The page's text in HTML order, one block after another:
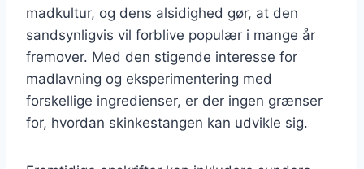
madkultur, og dens alsidighed gør, at den
sandsynligvis vil forblive populær i mange år
fremover. Med den stigende interesse for
madlavning og eksperimentering med
forskellige ingredienser, er der ingen grænser
for, hvordan skinkestangen kan udvikle sig.